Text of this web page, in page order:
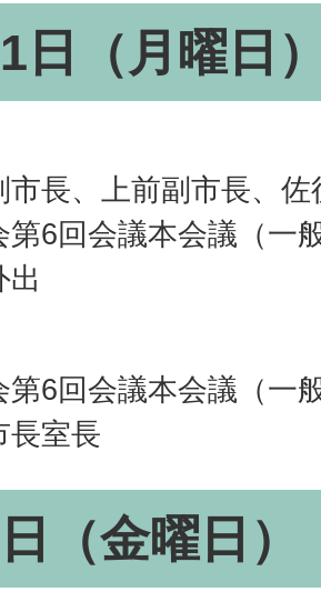
日（月曜日
市長、上前副市長、佐
第6回会議本会議（一
出
第6回会議本会議（一
長室長
（金曜日）